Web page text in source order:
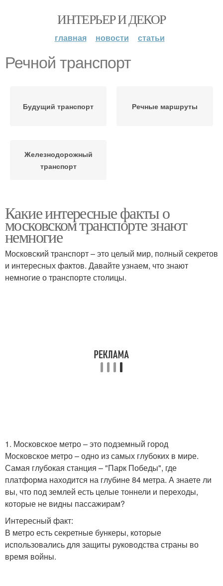
ИНТЕРЬЕР И ДЕКОР
главная новости статьи
Речной транспорт
Будущий транспорт Речные маршруты
Железнодорожный
транспорт
Какие интересные факты о
московском транспорте знают
немногие
Московский транспорт – это целый мир, полный секретов
и интересных фактов. Давайте узнаем, что знают
немногие о транспорте столицы.
1. Московское метро – это подземный город
Московское метро – одно из самых глубоких в мире.
Самая глубокая станция – "Парк Победы", где
платформа находится на глубине 84 метра. А знаете ли
вы, что под землей есть целые тоннели и переходы,
которые не видны пассажирам?
Интересный факт:
В метро есть секретные бункеры, которые
использовались для защиты руководства страны во
время войны.